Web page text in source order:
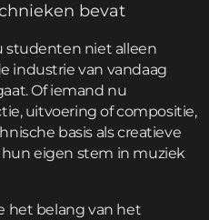
bevat
studenten niet alleen
industrie van vandaag
Of iemand nu
uitvoering of compositie,
basis als creatieve
eigen stem in muziek
het belang van het